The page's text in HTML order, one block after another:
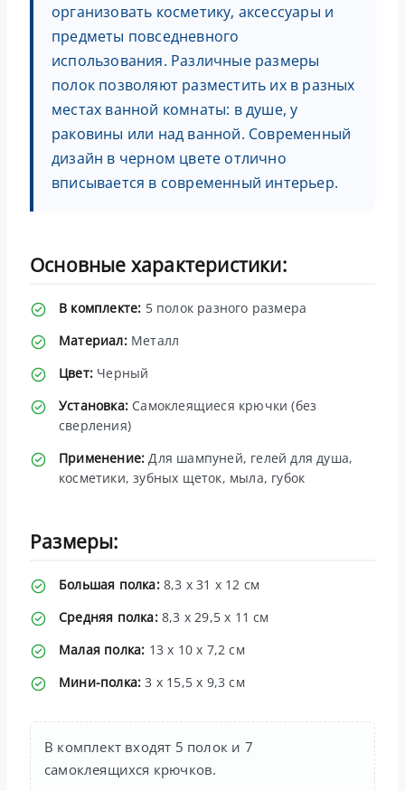
организовать косметику, аксессуары и
предметы повседневного
использования. Различные размеры
полок позволяют разместить их в разных
местах ванной комнаты: в душе, у
раковины или над ванной. Современный
дизайн в черном цвете отлично
вписывается в современный интерьер.
Основные характеристики:
В комплекте: 5 полок разного размера
Материал:Металл
Цвет: Черный
Установка: Самоклеящиеся крючки (без
сверления)
Применение: Для шампуней, гелей для душа,
косметики, зубных щеток, мыла, губок
Размеры:
Большая полка:8,3 x 31 x 12 см
Средняя полка:8,3 x 29,5 x 11 см
Малая полка: 13 x 10 x 7,2 см
Мини-полка: 3 x 15,5 x 9,3 см
В комплект входят 5 полок и 7
самоклеящихся крючков.